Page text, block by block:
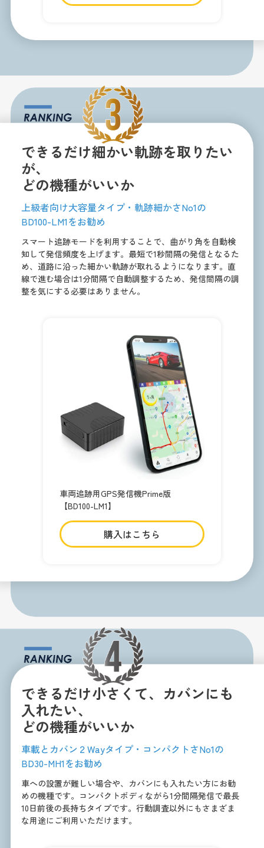
できるだけ細かい軌跡を取りたい
が、
どの機種がいいか
上級者向け大容量タイプ・軌跡細かさNo1の
BD100-LM1をお勧め
スマート追跡モードを利用することで、曲がり角を自動検
知して発信頻度を上げます。最短で1秒間隔の発信となるた
め、道路に沿った細かい軌跡が取れるようになります。直
線で進む場合は1分間隔で自動調整するため、発信間隔の調
整を気にする必要はありません。
車両追跡用GPS発信機Prime版
【BD100-LM1】
購入はこちら
できるだけ小さくて、カバンにも
入れたい、
どの機種がいいか
車載とカバン２Wayタイプ・コンパクトさNo1の
BD30-MH1をお勧め
車への設置が難しい場合や、カバンにも入れたい方にお勧
めの機種です。コンパクトボディながら1分間隔発信で最長
10日前後の長持ちタイプです。行動調査以外にもさまざま
な用途にご利用いただけます。